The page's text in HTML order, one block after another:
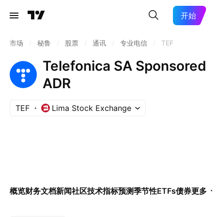
开始
市场 秘鲁 股票 通讯 专业电信 TEF
Telefonica SA Sponsored
ADR
TEF Lima Stock Exchange
概览财务文档新闻社区技术指标预测季节性ETFs债券更多